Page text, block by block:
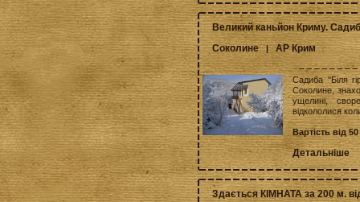
Великий каньйон Криму.
Соколине |АР Крим
Садиба "Біля
Соколине,
ущелині,
відкололися
Вартість від
Детальніше
Здається КІМНАТА за 200 м.